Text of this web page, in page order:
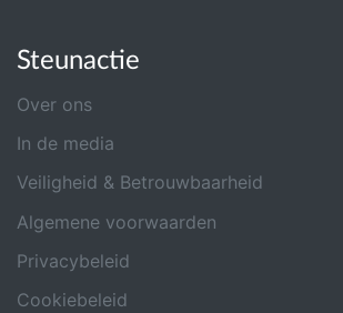
Steunactie
Over ons
In de media
Veiligheid & Betrouwbaarheid
Algemene voorwaarden
Privacybeleid
Cookiebeleid